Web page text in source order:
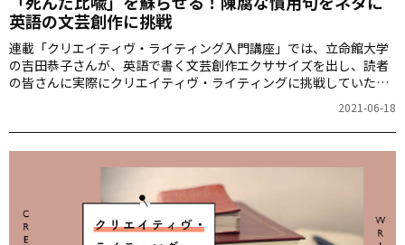
英語の文芸創作に挑戦
連載「クリエイティヴ・ライティング入門講座」では、立命館大学
の吉田恭子さんが、英語で書く文芸創作エクササイズを出し、読者
の皆さんに実際にクリエイティヴ・ライティングに挑戦していただ
ださいます。英語での表現力を広げるチャンスです！ぜひチャレン
ジしてみてください。
2021-06-18